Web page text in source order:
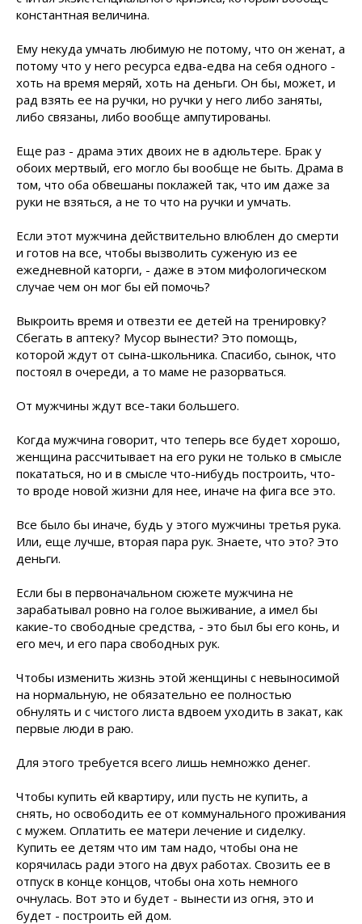
константная величина.
Ему некуда умчать любимую не потому, что он женат, а
потому что у него ресурса едва-едва на себя одного -
хоть на время меряй, хоть на деньги. Он бы, может, и
рад взять ее на ручки, но ручки у него либо заняты,
либо связаны, либо вообще ампутированы.
Еще раз - драма этих двоих не в адюльтере. Брак у
обоих мертвый, его могло бы вообще не быть. Драма в
том, что оба обвешаны поклажей так, что им даже за
руки не взяться, а не то что на ручки и умчать.
Если этот мужчина действительно влюблен до смерти
и готов на все, чтобы вызволить суженую из ее
ежедневной каторги, - даже в этом мифологическом
случае чем он мог бы ей помочь?
Выкроить время и отвезти ее детей на тренировку?
Сбегать в аптеку? Мусор вынести? Это помощь,
которой ждут от сына-школьника. Спасибо, сынок, что
постоял в очереди, а то маме не разорваться.
От мужчины ждут все-таки большего.
Когда мужчина говорит, что теперь все будет хорошо,
женщина рассчитывает на его руки не только в смысле
покататься, но и в смысле что-нибудь построить, что-
то вроде новой жизни для нее, иначе на фига все это.
Все было бы иначе, будь у этого мужчины третья рука.
Или, еще лучше, вторая пара рук. Знаете, что это? Это
деньги.
Если бы в первоначальном сюжете мужчина не
зарабатывал ровно на голое выживание, а имел бы
какие-то свободные средства, - это был бы его конь, и
его меч, и его пара свободных рук.
Чтобы изменить жизнь этой женщины с невыносимой
на нормальную, не обязательно ее полностью
обнулять и с чистого листа вдвоем уходить в закат, как
первые люди в раю.
Для этого требуется всего лишь немножко денег.
Чтобы купить ей квартиру, или пусть не купить, а
снять, но освободить ее от коммунального проживания
с мужем. Оплатить ее матери лечение и сиделку.
Купить ее детям что им там надо, чтобы она не
корячилась ради этого на двух работах. Свозить ее в
отпуск в конце концов, чтобы она хоть немного
очнулась. Вот это и будет - вынести из огня, это и
будет - построить ей дом.